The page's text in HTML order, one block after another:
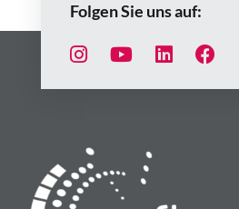
Folgen Sie uns auf: